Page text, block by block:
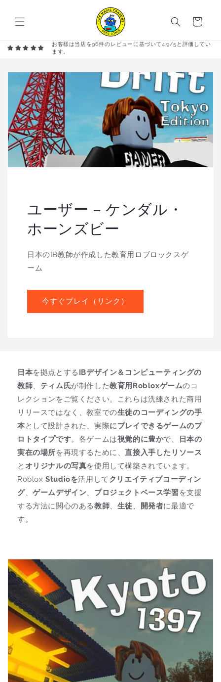
進む
ー
お客様は当店を96件のレビューに基づいて4.9/5と評価してい
ます。
ユーザー – ケンダル・
ホーンズビー
日本のIB教師が作成した教育用ロブロックスゲ
ーム
今すぐプレイ（リンク）
日本を拠点とする IBデザイン＆コンピューティングの
教師、 ティム氏が制作した教育用Robloxゲームのコ
レクションをご覧ください。これらは洗練された商用
リリースではなく、教室での生徒のコーディングの手
本として設計された、実際にプレイできるゲームのプ
ロトタイプです。各ゲームは視覚的に豊かで、
日本の
実在の場所を再現するために、直接入手したリソース
と オリジナルの写真を使用して構築されています。
RobloxStudioを活用して クリエイティブコーディン
グ、ゲームデザイン、 プロジェクトベース学習 を支援
する方法に関心のある教師、 生徒、 開発者に最適で
す。